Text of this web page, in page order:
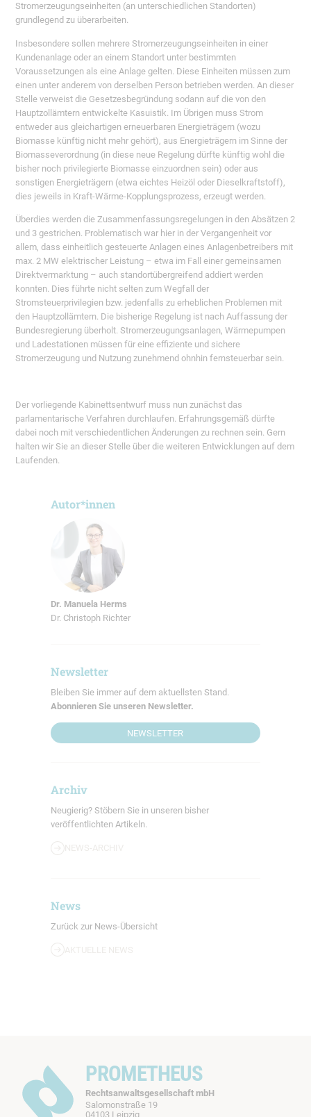
Stromerzeugungseinheiten (an unterschiedlichen Standorten)
grundlegend zu überarbeiten.
Insbesondere sollen mehrere Stromerzeugungseinheiten in einer
Kundenanlage oder an einem Standort unter bestimmten
Voraussetzungen als eine Anlage gelten. Diese Einheiten müssen zum
einen unter anderem von derselben Person betrieben werden. An dieser
Stelle verweist die Gesetzesbegründung sodann auf die von den
Hauptzollämtern entwickelte Kasuistik. Im Übrigen muss Strom
entweder aus gleichartigen erneuerbaren Energieträgern (wozu
Biomasse künftig nicht mehr gehört), aus Energieträgern im Sinne der
Biomasseverordnung (in diese neue Regelung dürfte künftig wohl die
bisher noch privilegierte Biomasse einzuordnen sein) oder aus
sonstigen Energieträgern (etwa eichtes Heizöl oder Dieselkraftstoff),
dies jeweils in Kraft-Wärme-Kopplungsprozess, erzeugt werden.
Überdies werden die Zusammenfassungsregelungen in den Absätzen 2
und 3 gestrichen. Problematisch war hier in der Vergangenheit vor
allem, dass einheitlich gesteuerte Anlagen eines Anlagenbetreibers mit
max. 2 MW elektrischer Leistung – etwa im Fall einer gemeinsamen
Direktvermarktung – auch standortübergreifend addiert werden
konnten. Dies führte nicht selten zum Wegfall der
Stromsteuerprivilegien bzw. jedenfalls zu erheblichen Problemen mit
den Hauptzollämtern. Die bisherige Regelung ist nach Auffassung der
Bundesregierung überholt. Stromerzeugungsanlagen, Wärmepumpen
und Ladestationen müssen für eine effiziente und sichere
Stromerzeugung und Nutzung zunehmend ohnhin fernsteuerbar sein.
Der vorliegende Kabinettsentwurf muss nun zunächst das
parlamentarische Verfahren durchlaufen. Erfahrungsgemäß dürfte
dabei noch mit verschiedentlichen Änderungen zu rechnen sein. Gern
halten wir Sie an dieser Stelle über die weiteren Entwicklungen auf dem
Laufenden.
Autor*innen
Dr. Manuela Herms
Dr. Christoph Richter
Newsletter
Bleiben Sie immer auf dem aktuellsten Stand.
Abonnieren Sie unseren Newsletter.
NEWSLETTER
Archiv
Neugierig? Stöbern Sie in unseren bisher
veröffentlichten Artikeln.
NEWS-ARCHIV
News
Zurück zur News-Übersicht
AKTUELLE NEWS
PROMETHEUS
Rechtsanwaltsgesellschaft mbH
Salomonstraße 19
04103 Leipzig